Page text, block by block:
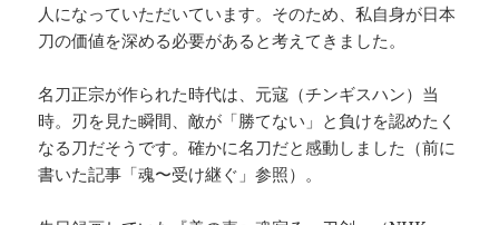
人になっていただいています。そのため、私自身が日本
刀の価値を深める必要があると考えてきました。
名刀正宗が作られた時代は、元寇（チンギスハン）当
時。刃を見た瞬間、敵が「勝てない」と負けを認めたく
なる刀だそうです。確かに名刀だと感動しました（前に
書いた記事「魂〜受け継ぐ」参照）。